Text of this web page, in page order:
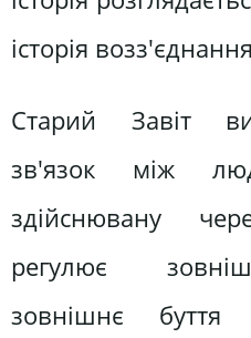
історія
Старий Завіт
зв'язок між
здійснювану
регулює
зовнішнє